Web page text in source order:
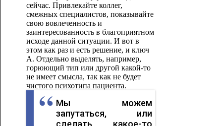
сейчас. Привлекайте коллег,
смежных специалистов, показывайте
свою вовлеченность и
заинтересованность в благоприятном
исходе данной ситуации. И вот в
этом как раз и есть решение, и ключ
А. Отдельно выделять, например,
горюющий тип или другой какой-то
не имеет смысла, так как не будет
чистого психотипа пациента.
Мы можем
запутаться, или
сделать какое-то